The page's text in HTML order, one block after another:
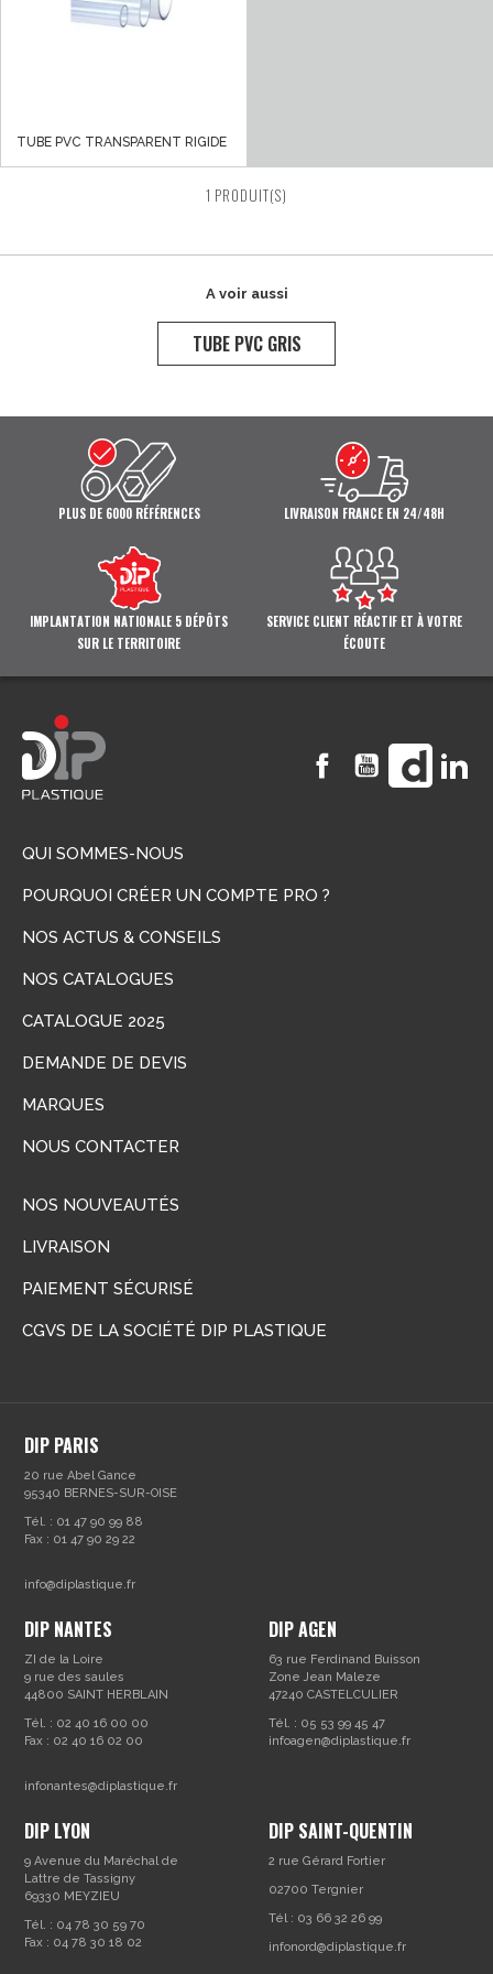
TUBE PVC TRANSPARENT RIGIDE
1 PRODUIT(S)
A voir aussi
TUBE PVC GRIS
PLUS DE 6000 RÉFÉRENCES LIVRAISON FRANCE EN 24/48H
IMPLANTATION NATIONALE 5 DÉPÔTS
SUR LE TERRITOIRE
SERVICE CLIENT RÉACTIF ET À VOTRE
ÉCOUTE
FacebookYouTubeVimeo
QUI SOMMES-NOUS
POURQUOI CRÉER UN COMPTE PRO ?
NOS ACTUS & CONSEILS
NOS CATALOGUES
CATALOGUE 2025
DEMANDE DE DEVIS
MARQUES
NOUS CONTACTER
NOS NOUVEAUTÉS
LIVRAISON
PAIEMENT SÉCURISÉ
CGVS DE LA SOCIÉTÉ DIP PLASTIQUE
DIP PARIS
20 rue Abel Gance
95340 BERNES-SUR-OISE
Tél. : 01 47 90 99 88
Fax : 01 47 90 29 22
info@diplastique.fr
DIP NANTES
ZI de la Loire
9 rue des saules
44800 SAINT HERBLAIN
Tél. : 02 40 16 00 00
Fax : 02 40 16 02 00
infonantes@diplastique.fr
DIP AGEN
63 rue Ferdinand Buisson
Zone Jean Maleze
47240 CASTELCULIER
Tél. : 05 53 99 45 47
infoagen@diplastique.fr
DIP LYON
9 Avenue du Maréchal de
Lattre de Tassigny
69330 MEYZIEU
Tél. : 04 78 30 59 70
Fax : 04 78 30 18 02
DIP SAINT-QUENTIN
2 rue Gérard Fortier
02700 Tergnier
Tél : 03 66 32 26 99
infonord@diplastique.fr